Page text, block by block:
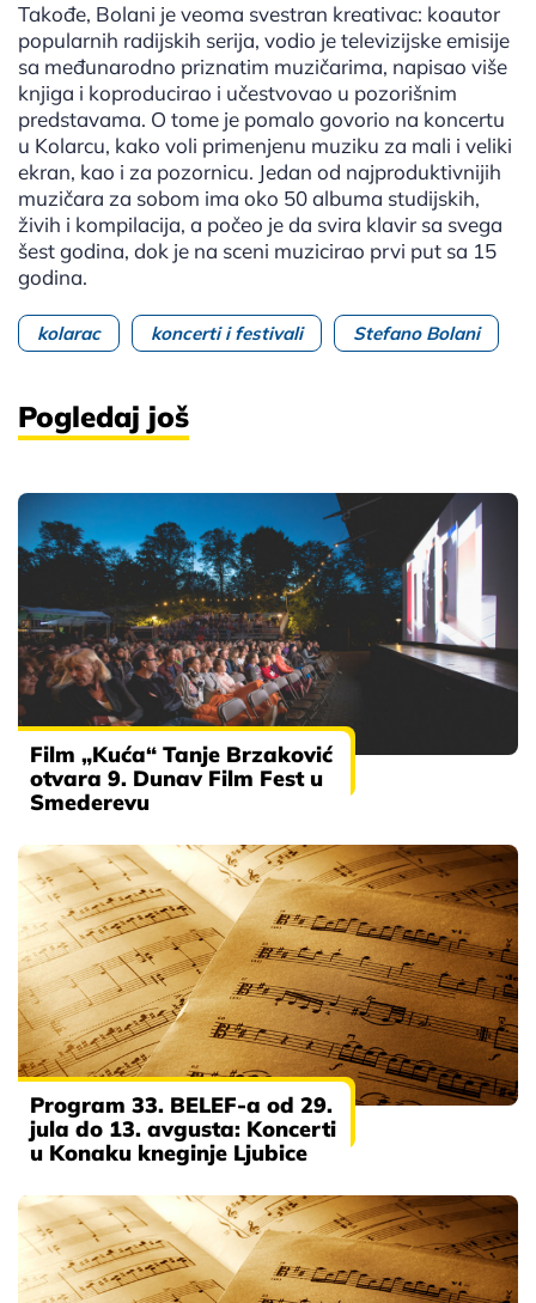
Takođe, Bolani je veoma svestran kreativac: koautor
popularnih radijskih serija, vodio je televizijske emisije
sa međunarodno priznatim muzičarima, napisao više
knjiga i koproducirao i učestvovao u pozorišnim
predstavama. O tome je pomalo govorio na koncertu
u Kolarcu, kako voli primenjenu muziku za mali i veliki
ekran, kao i za pozornicu. Jedan od najproduktivnijih
muzičara za sobom ima oko 50 albuma studijskih,
živih i kompilacija, a počeo je da svira klavir sa svega
šest godina, dok je na sceni muzicirao prvi put sa 15
godina.
kolarac koncerti i festivali Stefano Bolani
Pogledaj još
Film „Kuća“ Tanje Brzaković
otvara 9. Dunav Film Fest u
Smederevu
Program 33. BELEF-a od 29.
jula do 13. avgusta: Koncerti
u Konaku kneginje Ljubice